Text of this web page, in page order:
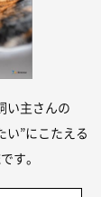
い主さんの
い”にこたえる
す。